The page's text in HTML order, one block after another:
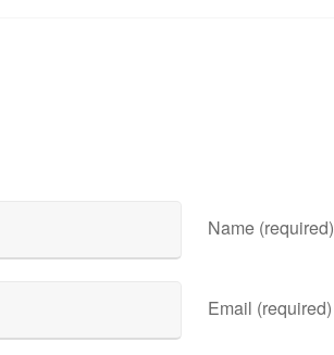
Name (required)
Email (required)